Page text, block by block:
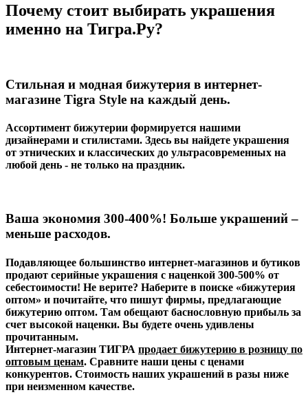
Почему стоит выбирать украшения
именно на Тигра.Ру?
Стильная и модная бижутерия в интернет-
магазине Tigra Style на каждый день.
Ассортимент бижутерии формируется нашими
дизайнерами и стилистами. Здесь вы найдете украшения
от этнических и классических до ультрасовременных на
любой день - не только на праздник.
Ваша экономия 300-400%! Больше украшений –
меньше расходов.
Подавляющее большинство интернет-магазинов и бутиков
продают серийные украшения с наценкой 300-500% от
себестоимости! Не верите? Наберите в поиске «бижутерия
оптом» и почитайте, что пишут фирмы, предлагающие
бижутерию оптом. Там обещают баснословную прибыль за
счет высокой наценки. Вы будете очень удивлены
прочитанным.
Интернет-магазин ТИГРА продает бижутерию в розницу по
оптовым ценам. Сравните наши цены с ценами
конкурентов. Стоимость наших украшений в разы ниже
при неизменном качестве.